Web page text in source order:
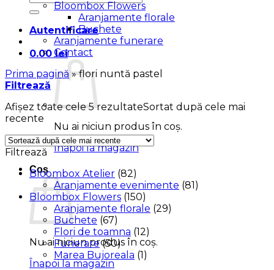
Autentificare
0.00lei
Nu ai niciun produs în coș.
Înapoi la magazin
Coș
Nu ai niciun produs în coș.
Înapoi la magazin
Bloombox Flowers
Aranjamente florale
Buchete
Aranjamente funerare
Contact
Prima pagină » flori nuntă pastel
Filtrează
Afișez toate cele 5 rezultateSortat după cele mai
recente
Filtrează
Bloombox Atelier (82)
Aranjamente evenimente (81)
Bloombox Flowers (150)
Aranjamente florale (29)
Buchete (67)
Flori de toamna (12)
Funerare (50)
Marea Bujoreala (1)